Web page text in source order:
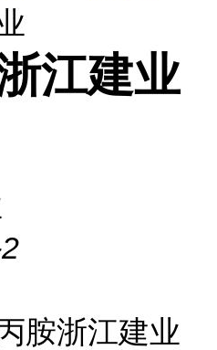
江建业
胺浙江建业